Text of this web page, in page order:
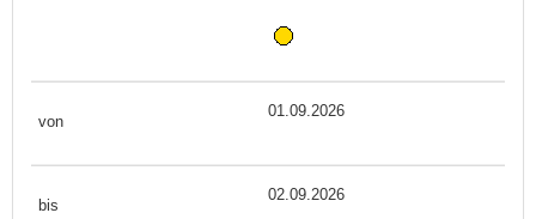
01.09.2026
02.09.2026